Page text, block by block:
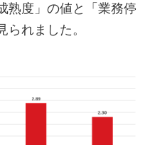
熟度」の値と「業務停
られました。